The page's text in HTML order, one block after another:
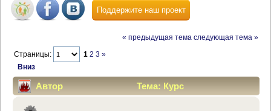
Поддержите наш проект
« предыдущая тема следующая тема »
Страницы: 1 2 3 »
Вниз
Автор
Тема: Курс
"Акварель+трапунто в программе Wilcom"